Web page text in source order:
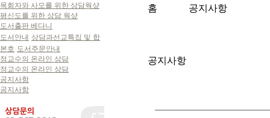
목회자와 사모를 위한 상담웍샾
평신도를 위한 상담 웍샾
도서출판 베다니
도서안내 상담과선교특집 및 합
본호 도서주문안내
정교수의 온라인 상담
정교수의 온라인 상담
공지사항
공지사항
홈 공지사항
공지사항